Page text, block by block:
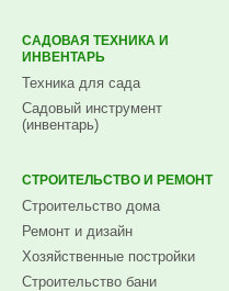
САДОВАЯ ТЕХНИКА И
ИНВЕНТАРЬ
Техника для сада
Садовый инструмент
(инвентарь)
СТРОИТЕЛЬСТВО И РЕМОНТ
Строительство дома
Ремонт и дизайн
Хозяйственные постройки
Строительство бани